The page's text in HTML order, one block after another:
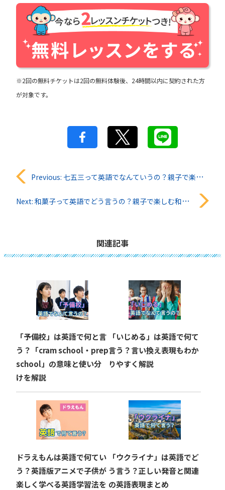
※2回の無料チケットは2回の無料体験後、24時間以内に契約された方
が対象です。
投
稿
ョ
ン
Previous: 七五三って英語でなんていうの？親子で楽しむ伝統行事の英語ガイド10選！
Next: 和菓子って英語でどう言うの？親子で楽しむ和菓子英語ガイド
関連記事
「予備校」は英語で何と言
う？「cram school・prep
school」の意味と使い分
けを解説
「いじめる」は英語で何て
言う？言い換え表現もわか
りやすく解説
ドラえもんは英語で何てい
う？英語版アニメで子供が
楽しく学べる英語学習法を
「ウクライナ」は英語でど
う言う？正しい発音と関連
の英語表現まとめ